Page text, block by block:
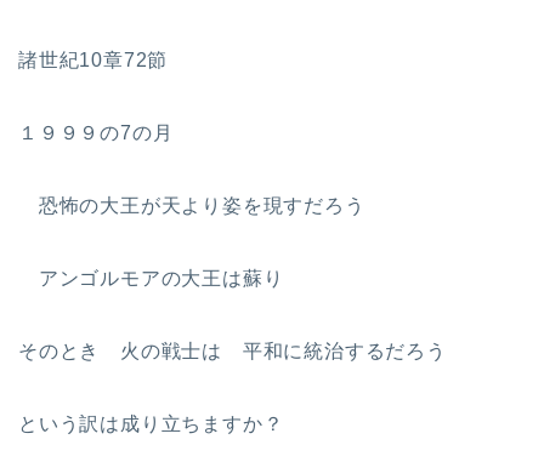
諸世紀10章72節
１９９９の7の月
恐怖の大王が天より姿を現すだろう
アンゴルモアの大王は蘇り
そのとき 火の戦士は 平和に統治するだろう
という訳は成り立ちますか？